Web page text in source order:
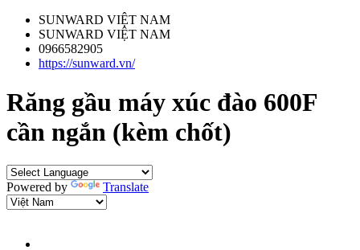
SUNWARD VIỆT NAM
SUNWARD VIỆT NAM
0966582905
https://sunward.vn/
Răng gầu máy xúc đào 600F
cần ngắn (kèm chốt)
Powered by Translate